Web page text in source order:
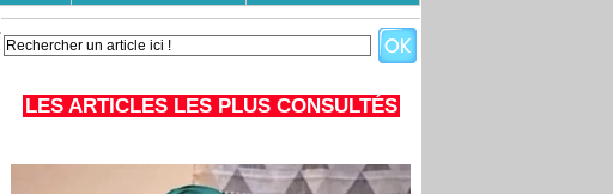
LES ARTICLES LES PLUS CONSULTÉS